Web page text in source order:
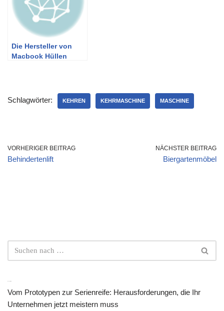
Die Hersteller von
Macbook Hüllen
Schlagwörter: KEHREN KEHRMASCHINE MASCHINE
VORHERIGER BEITRAG
Behindertenlift
NÄCHSTER BEITRAG
Biergartenmöbel
Vom Prototypen zur Serienreife: Herausforderungen, die Ihr
Unternehmen jetzt meistern muss